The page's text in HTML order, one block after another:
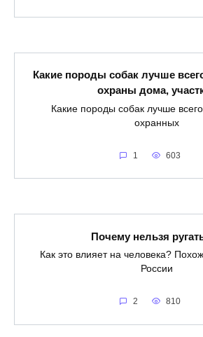
Какие породы собак лучше
охраны дома,
Какие породы собак лучше
охранных
1 603
Почему нельзя
Как это влияет на человека?
России
2 810